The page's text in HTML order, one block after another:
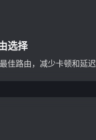
选择
佳路由，减少卡顿和延迟